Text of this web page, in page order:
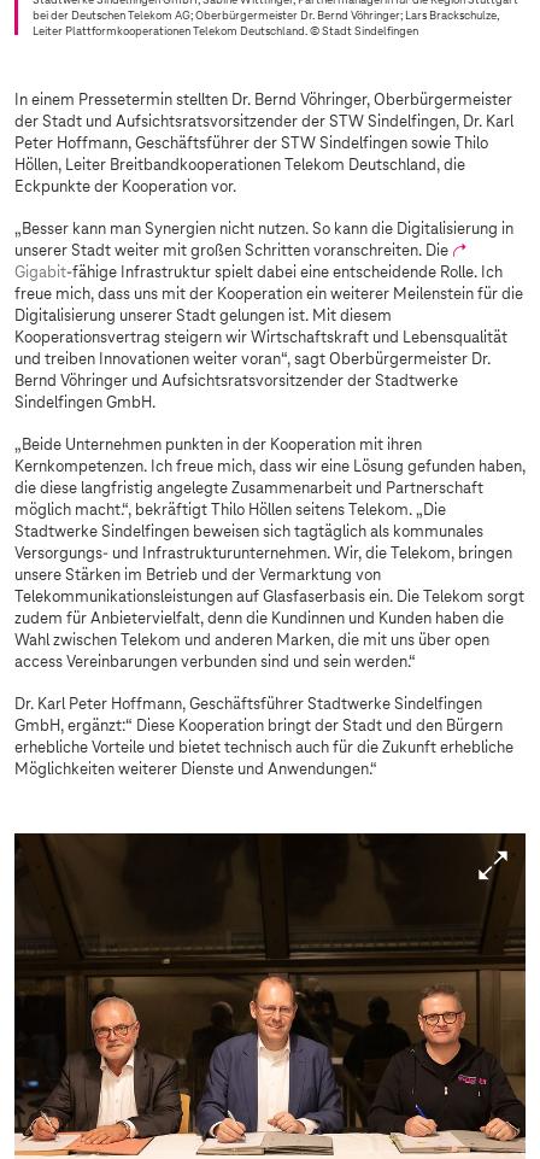
bei der Deutschen Telekom AG; Oberbürgermeister Dr. Bernd Vöhringer; Lars Brackschulze,
Leiter Plattformkooperationen Telekom Deutschland.© Stadt Sindelfingen
In einem Pressetermin stellten Dr. Bernd Vöhringer, Oberbürgermeister
der Stadt und Aufsichtsratsvorsitzender der STW Sindelfingen, Dr. Karl
Peter Hoffmann, Geschäftsführer der STW Sindelfingen sowie Thilo
Höllen, Leiter Breitbandkooperationen Telekom Deutschland, die
Eckpunkte der Kooperation vor.
„Besser kann man Synergien nicht nutzen. So kann die Digitalisierung in
unserer Stadt weiter mit großen Schritten voranschreiten. Die
Gigabit-fähige Infrastruktur spielt dabei eine entscheidende Rolle. Ich
freue mich, dass uns mit der Kooperation ein weiterer Meilenstein für die
Digitalisierung unserer Stadt gelungen ist. Mit diesem
Kooperationsvertrag steigern wir Wirtschaftskraft und Lebensqualität
und treiben Innovationen weiter voran“, sagt Oberbürgermeister Dr.
Bernd Vöhringer und Aufsichtsratsvorsitzender der Stadtwerke
Sindelfingen GmbH.
„Beide Unternehmen punkten in der Kooperation mit ihren
Kernkompetenzen. Ich freue mich, dass wir eine Lösung gefunden haben,
die diese langfristig angelegte Zusammenarbeit und Partnerschaft
möglich macht.“, bekräftigt Thilo Höllen seitens Telekom. „Die
Stadtwerke Sindelfingen beweisen sich tagtäglich als kommunales
Versorgungs- und Infrastrukturunternehmen. Wir, die Telekom, bringen
unsere Stärken im Betrieb und der Vermarktung von
Telekommunikationsleistungen auf Glasfaserbasis ein. Die Telekom sorgt
zudem für Anbietervielfalt, denn die Kundinnen und Kunden haben die
Wahl zwischen Telekom und anderen Marken, die mit uns über open
access Vereinbarungen verbunden sind und sein werden.“
Dr. Karl Peter Hoffmann, Geschäftsführer Stadtwerke Sindelfingen
GmbH, ergänzt:“ Diese Kooperation bringt der Stadt und den Bürgern
erhebliche Vorteile und bietet technisch auch für die Zukunft erhebliche
Möglichkeiten weiterer Dienste und Anwendungen.“